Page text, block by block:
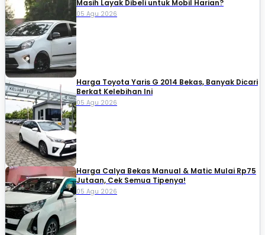
Masih Layak Dibeli untuk Mobil Harian?
05 Agu 2026
Harga Toyota Yaris G 2014 Bekas, Banyak Dicari
Berkat Kelebihan Ini
05 Agu 2026
Harga Calya Bekas Manual & Matic Mulai Rp75
Jutaan, Cek Semua Tipenya!
05 Agu 2026